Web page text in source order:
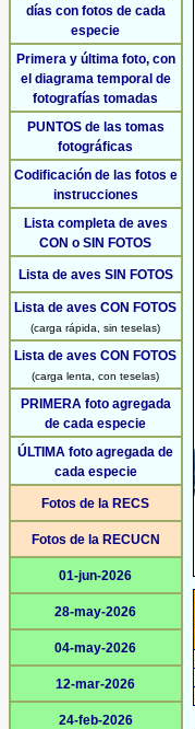
días con fotos de cada
especie
Primera y última foto, con
el diagrama temporal de
fotografías tomadas
PUNTOS de las tomas
fotográficas
Codificación de las fotos e
instrucciones
Lista completa de aves
CON o SIN FOTOS
Lista de aves SIN FOTOS
Lista de aves CON FOTOS
(carga rápida, sin teselas)
Lista de aves CON FOTOS
(carga lenta, con teselas)
PRIMERA foto agregada
de cada especie
ÚLTIMA foto agregada de
cada especie
Fotos de la RECS
Fotos de la RECUCN
01-jun-2026
28-may-2026
04-may-2026
12-mar-2026
24-feb-2026